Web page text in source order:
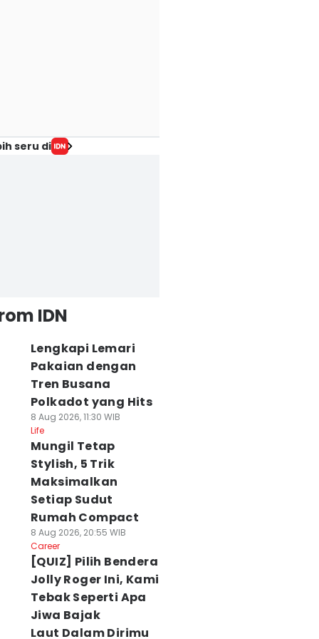
seru di
IDN
Lengkapi Lemari
Pakaian dengan
Tren Busana
Polkadot yang Hits
8 Aug 2026, 11:30 WIB
Life
Mungil Tetap
Stylish, 5 Trik
Maksimalkan
Setiap Sudut
Rumah Compact
8 Aug 2026, 20:55 WIB
Career
[QUIZ] Pilih Bendera
Jolly Roger Ini, Kami
Tebak Seperti Apa
Jiwa Bajak
Laut Dalam Dirimu